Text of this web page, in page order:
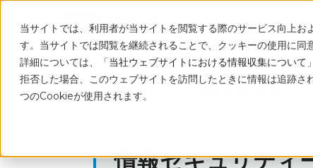
当サイトでは、利用者が当サイトを閲覧する際のサービス向上
す。当サイトでは閲覧を継続されることで、クッキーの使用に同
詳細については、「当社ウェブサイトにおける情報収集について
拒否した場合、このウェブサイトを訪問したときに情報は追跡
つのCookieが使用されます。
サー
トップ 企業情報
情報セキュリティ